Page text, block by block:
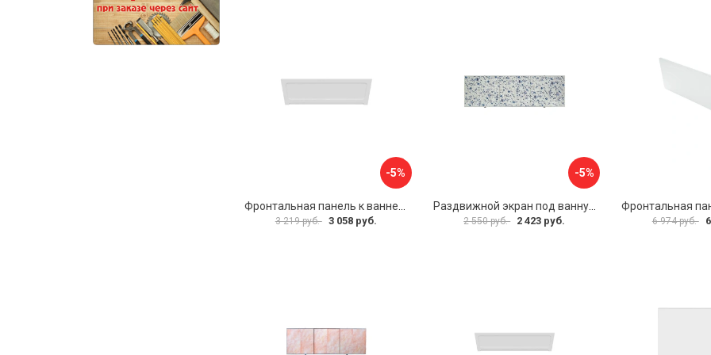
-5%
Фронтальная панель к ванне Мия Aquatek 00000089315
3 219 руб. 3 058 руб.
-5%
Раздвижной экран под ванну PERFECTO LINEA 36-001511
2 550 руб. 2 423 руб. 6 974 руб.